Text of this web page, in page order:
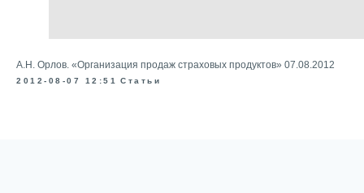
А.Н. Орлов. «Организация продаж страховых продуктов» 07.08.2012
2012-08-07 12:51 Статьи